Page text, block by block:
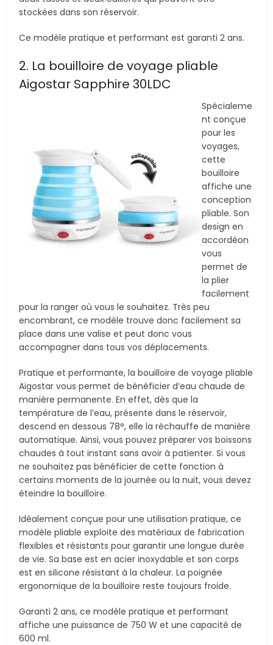
stockées dans son réservoir.
Ce modèle pratique et performant est garanti 2 ans.
2. La bouilloire de voyage pliable
Aigostar Sapphire 30LDC
Spécialeme
nt conçue
pour les
voyages,
cette
bouilloire
affiche une
conception
pliable. Son
design en
accordéon
vous
permet de
la plier
facilement
pour la ranger où vous le souhaitez. Très peu
encombrant, ce modèle trouve donc facilement sa
place dans une valise et peut donc vous
accompagner dans tous vos déplacements.
Pratique et performante, la bouilloire de voyage pliable
Aigostar vous permet de bénéficier d’eau chaude de
manière permanente. En effet, dès que la
température de l’eau, présente dans le réservoir,
descend en dessous 78°, elle la réchauffe de manière
automatique. Ainsi, vous pouvez préparer vos boissons
chaudes à tout instant sans avoir à patienter. Si vous
ne souhaitez pas bénéficier de cette fonction à
certains moments de la journée ou la nuit, vous devez
éteindre la bouilloire.
Idéalement conçue pour une utilisation pratique, ce
modèle pliable exploite des matériaux de fabrication
flexibles et résistants pour garantir une longue durée
de vie. Sa base est en acier inoxydable et son corps
est en silicone résistant à la chaleur. La poignée
ergonomique de la bouilloire reste toujours froide.
Garanti 2 ans, ce modèle pratique et performant
affiche une puissance de 750 W et une capacité de
600 ml.